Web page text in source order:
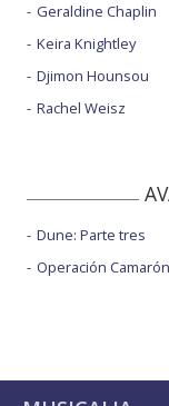
Geraldine Chaplin
Keira Knightley
Djimon Hounsou
Rachel Weisz
Dune: Parte tres
Operación